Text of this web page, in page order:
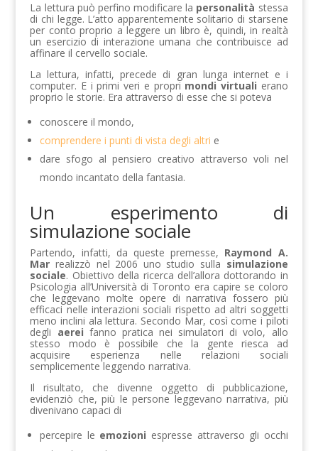
La lettura può perfino modificare la personalità stessa
di chi legge. L’atto apparentemente solitario di starsene
per conto proprio a leggere un libro è, quindi, in realtà
un esercizio di interazione umana che contribuisce ad
affinare il cervello sociale.
La lettura, infatti, precede di gran lunga internet e i
computer. E i primi veri e propri mondi virtuali erano
proprio le storie. Era attraverso di esse che si poteva
conoscere il mondo,
comprendere i punti di vista degli altri e
dare sfogo al pensiero creativo attraverso voli nel
mondo incantato della fantasia.
Un esperimento di
simulazione sociale
Partendo, infatti, da queste premesse, Raymond A.
Mar realizzò nel 2006 uno studio sulla simulazione
sociale. Obiettivo della ricerca dell’allora dottorando in
Psicologia all’Università di Toronto era capire se coloro
che leggevano molte opere di narrativa fossero più
efficaci nelle interazioni sociali rispetto ad altri soggetti
meno inclini ala lettura. Secondo Mar, così come i piloti
degli aerei fanno pratica nei simulatori di volo, allo
stesso modo è possibile che la gente riesca ad
acquisire esperienza nelle relazioni sociali
semplicemente leggendo narrativa.
Il risultato, che divenne oggetto di pubblicazione,
evidenziò che, più le persone leggevano narrativa, più
divenivano capaci di
percepire le emozioni espresse attraverso gli occhi